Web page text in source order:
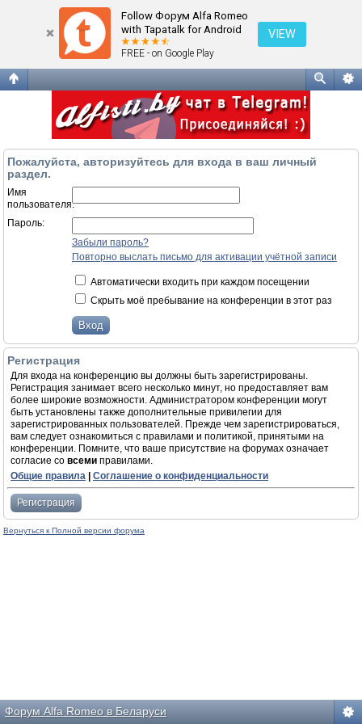
Follow Форум Alfa Romeo
with Tapatalk for Android
FREE - on Google Play
VIEW
Пожалуйста, авторизуйтесь для входа в ваш личный
раздел.
Имя
пользователя:
Пароль:
Забыли пароль?
Повторно выслать письмо для активации учётной записи
Автоматически входить при каждом посещении
Скрыть моё пребывание на конференции в этот раз
Регистрация
Для входа на конференцию вы должны быть зарегистрированы.
Регистрация занимает всего несколько минут, но предоставляет вам
более широкие возможности. Администратором конференции могут
быть установлены также дополнительные привилегии для
зарегистрированных пользователей. Прежде чем зарегистрироваться,
вам следует ознакомиться с правилами и политикой, принятыми на
конференции. Помните, что ваше присутствие на форумах означает
согласие со всеми правилами.
Общие правила
Соглашение о конфиденциальности
Регистрация
Вернуться к Полной версии форума
Форум Alfa Romeo в Беларуси